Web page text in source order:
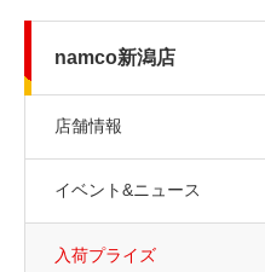
namco新潟店
店舗情報
イベント&ニュース
入荷プライズ